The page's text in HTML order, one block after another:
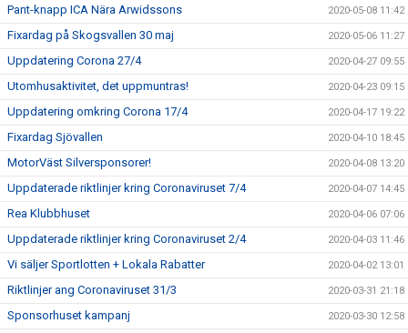
Pant-knapp ICA Nära Arwidssons 2020-05-08 11:42
Fixardag på Skogsvallen 30 maj 2020-05-06 11:27
Uppdatering Corona 27/4 2020-04-27 09:55
Utomhusaktivitet, det uppmuntras! 2020-04-23 09:15
Uppdatering omkring Corona 17/4 2020-04-17 19:22
Fixardag Sjövallen 2020-04-10 18:45
MotorVäst Silversponsorer! 2020-04-08 13:20
Uppdaterade riktlinjer kring Coronaviruset 7/4 2020-04-07 14:45
Rea Klubbhuset 2020-04-06 07:06
Uppdaterade riktlinjer kring Coronaviruset 2/4 2020-04-03 11:46
Vi säljer Sportlotten + Lokala Rabatter 2020-04-02 13:01
Riktlinjer ang Coronaviruset 31/3 2020-03-31 21:18
Sponsorhuset kampanj 2020-03-30 12:58